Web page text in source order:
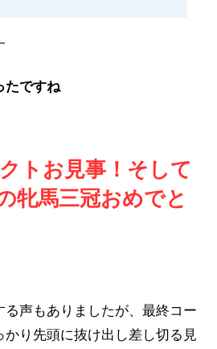
たですね
トお見事！そして
牝馬三冠おめでと
声もありましたが、最終コー
り先頭に抜け出し差し切る見